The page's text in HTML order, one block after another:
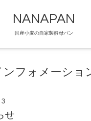
NANAPAN
国産小麦の自家製酵母パン
ンフォメーショ
せ